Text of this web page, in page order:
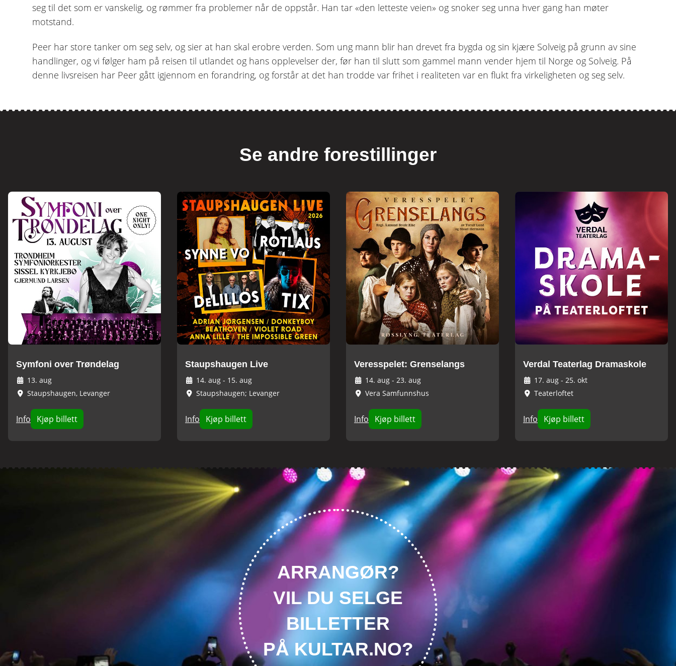
seg til det som er vanskelig, og rømmer fra problemer når de oppstår. Han tar «den letteste veien» og snoker seg unna hver gang han møter
motstand.
Peer har store tanker om seg selv, og sier at han skal erobre verden. Som ung mann blir han drevet fra bygda og sin kjære Solveig på grunn av sine
handlinger, og vi følger ham på reisen til utlandet og hans opplevelser der, før han til slutt som gammel mann vender hjem til Norge og Solveig. På
denne livsreisen har Peer gått igjennom en forandring, og forstår at det han trodde var frihet i realiteten var en flukt fra virkeligheten og seg selv.
Se andre forestillinger
Symfoni over Trøndelag
13. aug
Staupshaugen, Levanger
Info Kjøp billett
Staupshaugen Live
14. aug - 15. aug
Staupshaugen; Levanger
Info Kjøp billett
Veresspelet: Grenselangs
14. aug - 23. aug
Vera Samfunnshus
Info Kjøp billett
Verdal Teaterlag Dramaskole
17. aug - 25. okt
Teaterloftet
Info Kjøp billett
ARRANGØR?
VIL DU SELGE
BILLETTER
PÅ KULTAR.NO?